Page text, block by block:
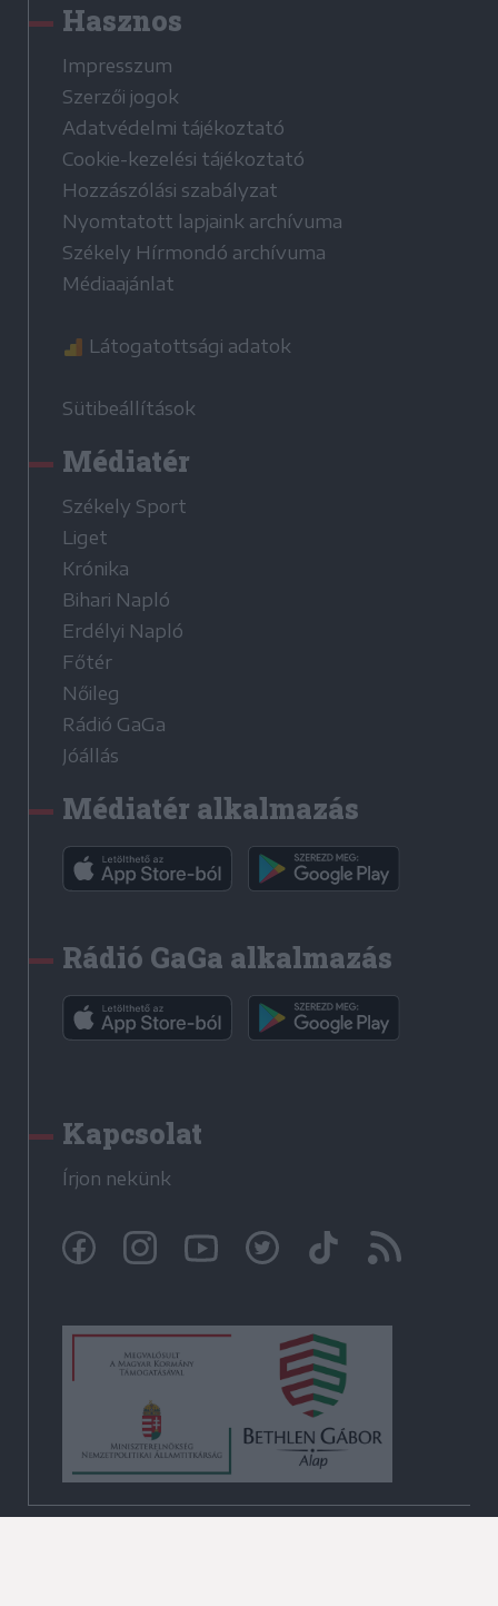
Hasznos
Impresszum
Szerzői jogok
Adatvédelmi tájékoztató
Cookie-kezelési tájékoztató
Hozzászólási szabályzat
Nyomtatott lapjaink archívuma
Székely Hírmondó archívuma
Médiaajánlat
Látogatottsági adatok
Sütibeállítások
Médiatér
Székely Sport
Liget
Krónika
Bihari Napló
Erdélyi Napló
Főtér
Nőileg
Rádió GaGa
Jóállás
Médiatér alkalmazás
Rádió GaGa alkalmazás
Kapcsolat
Írjon nekünk